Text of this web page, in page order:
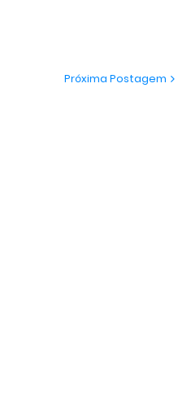
Próxima Postagem